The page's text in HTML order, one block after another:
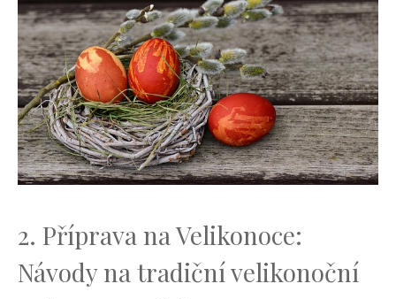
2. Příprava⁣ na Velikonoce:
Návody na tradiční velikonoční